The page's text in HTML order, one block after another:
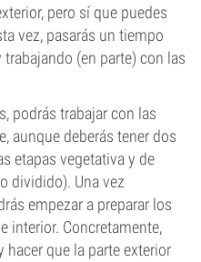
pero sí que puedes
vez, pasarás un tiempo
(en parte) con las
podrás trabajar con las
aunque deberás tener dos
etapas vegetativa y de
dividido). Una vez
empezar a preparar los
interior. Concretamente,
hacer que la parte exterior